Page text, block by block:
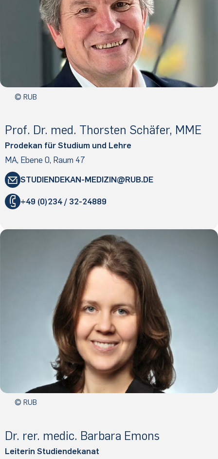
© RUB
Prof. Dr. med. Thors­ten Schä­fer, MME
Prodekan für Studium und Lehre
MA, Ebene 0, Raum 47
STUDIENDEKAN-MEDIZIN
​RUB.​DE
+49 (0)234 / 32-24889
© RUB
Dr. rer. medic. Bar­ba­ra Emons
Leiterin Studiendekanat